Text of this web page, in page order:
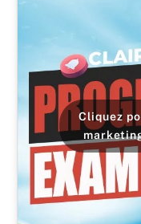
Cliquez